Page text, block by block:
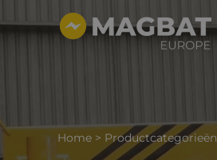
Home > Productcategorieën